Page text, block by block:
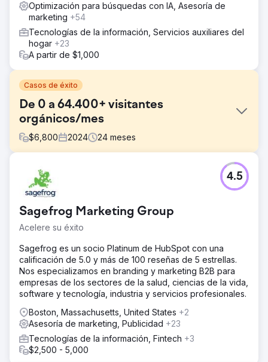
Optimización para búsquedas con IA, Asesoría de
marketing +54
Tecnologías de la información, Servicios auxiliares del
hogar +23
A partir de $1,000
Casos de éxito
De 0 a 64.400+ visitantes
orgánicos/mes
$6,800 2024 24 meses
El reto
Cube Software es una empresa de tecnología financiera,
la primera plataforma de planificación y análisis financiero
Ventures. Cube Software se asoció con Growth Marketing
Pro porque notaron que el SEO había demostrado ser
ampliarlo.
La solución
Desarrollamos una estrategia de SEO dirigida a términos
de categorías clave como "Mejor software de
planificación y análisis financiero", palabras clave de la
competencia y otras palabras clave de alta intención en
el espacio. Luego implementamos nuestro paquete de
SEO estándar que incluye 5 artículos por mes escritos por
expertos de la industria de nuestro equipo y 2 vínculos
de retroceso por mes para generar autoridad de dominio.
Sagefrog Marketing Group
Acelere su éxito
4.5
Sagefrog es un socio Platinum de HubSpot con una
calificación de 5.0 y más de 100 reseñas de 5 estrellas.
Nos especializamos en branding y marketing B2B para
empresas de los sectores de la salud, ciencias de la vida,
software y tecnología, industria y servicios profesionales.
Boston, Massachusetts, United States +2
Asesoría de marketing, Publicidad +23
Tecnologías de la información, Fintech +3
$2,500 - 5,000